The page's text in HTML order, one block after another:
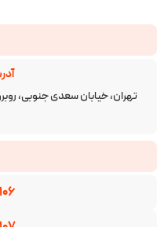
تهران، خیابان سعدی جنوبی،